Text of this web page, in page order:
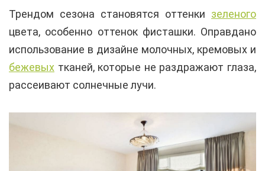
Трендом сезона становятся оттенки зеленого
цвета, особенно оттенок фисташки. Оправдано
использование в дизайне молочных, кремовых и
бежевых тканей, которые не раздражают глаза,
рассеивают солнечные лучи.